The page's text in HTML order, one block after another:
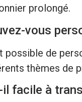
prolongé.
vous
possible de
thèmes de
il facile à